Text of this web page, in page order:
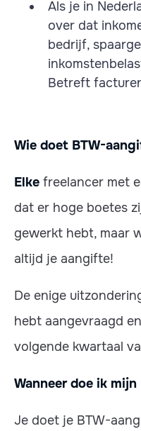
Als je in
over dat
bedrijf,
Betreft
Wie doet BTW-
Elke freelancer met
dat er hoge boetes
gewerkt hebt, maar
altijd je aangifte!
De enige
hebt aangevraagd
volgende kwartaal
Wanneer doe ik
‍Je doet je BTW-